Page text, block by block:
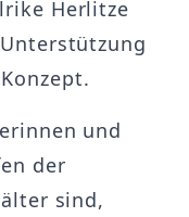
Herlitze
und
der
sind,